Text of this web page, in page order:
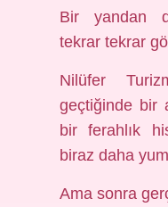
Bir yandan
tekrar tekrar
Nilüfer
geçtiğinde bir
bir ferahlık
biraz daha
Ama sonra